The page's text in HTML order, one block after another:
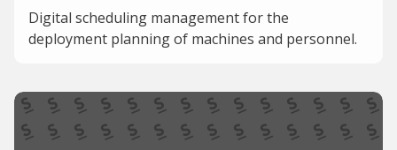
Digital scheduling management for the
deployment planning of machines and personnel.